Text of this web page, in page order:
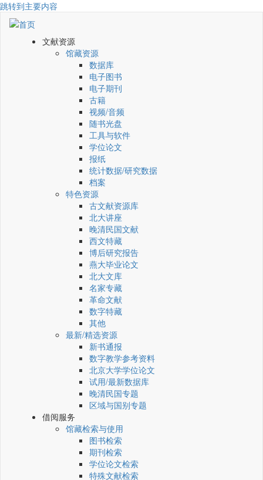
跳转到主要内容
文献资源
馆藏资源
数据库
电子图书
电子期刊
古籍
视频/音频
随书光盘
工具与软件
学位论文
报纸
统计数据/研究数据
档案
特色资源
古文献资源库
北大讲座
晚清民国文献
西文特藏
博后研究报告
燕大毕业论文
北大文库
名家专藏
革命文献
数字特藏
其他
最新/精选资源
新书通报
数字教学参考资料
北京大学学位论文
试用/最新数据库
晚清民国专题
区域与国别专题
借阅服务
馆藏检索与使用
图书检索
期刊检索
学位论文检索
特殊文献检索